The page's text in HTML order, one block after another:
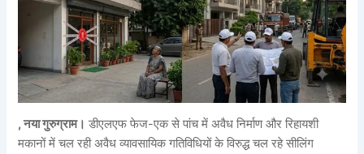
, नया गुरुग्राम। डीएलएफ फेज-एक से पांच में अवैध निर्माण और रिहायशी
मकानों में चल रही अवैध व्यावसायिक गतिविधियों के विरुद्ध चल रहे सीलिंग